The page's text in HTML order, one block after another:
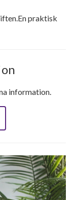
praktisk
information.